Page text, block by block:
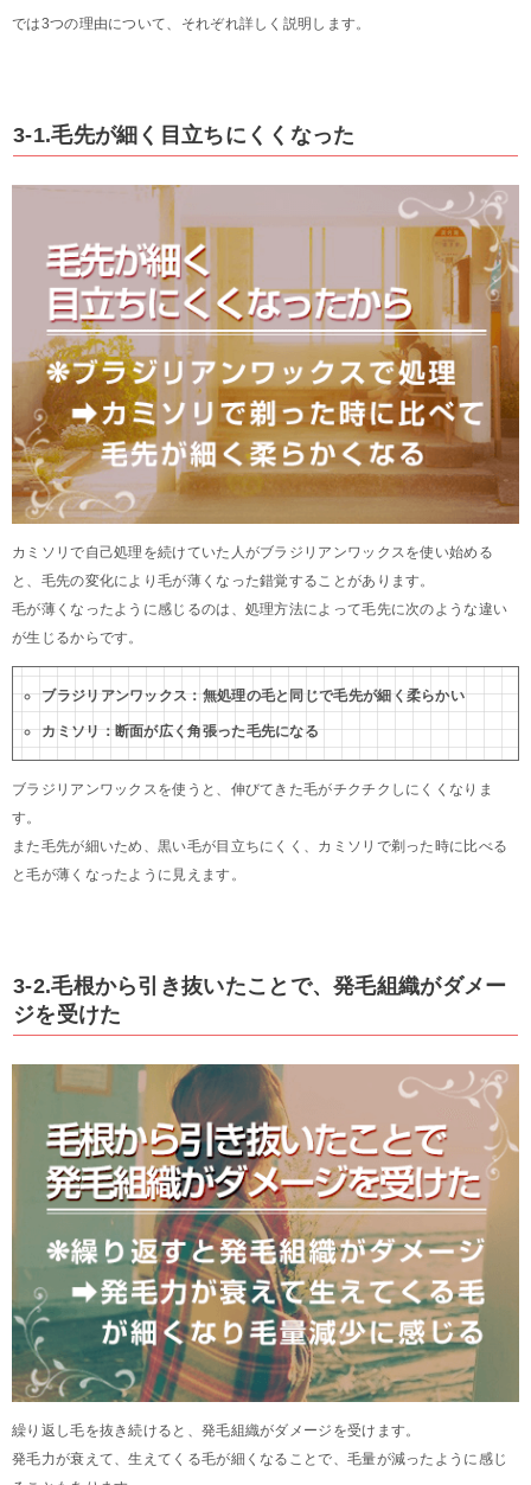
では3つの理由について、それぞれ詳しく説明します。
3-1.毛先が細く目立ちにくくなった
カミソリで自己処理を続けていた人がブラジリアンワックスを使い始める
と、毛先の変化により毛が薄くなった錯覚することがあります。
毛が薄くなったように感じるのは、処理方法によって毛先に次のような違い
が生じるからです。
ブラジリアンワックス：無処理の毛と同じで毛先が細く柔らかい
カミソリ：断面が広く角張った毛先になる
ブラジリアンワックスを使うと、伸びてきた毛がチクチクしにくくなりま
す。
また毛先が細いため、黒い毛が目立ちにくく、カミソリで剃った時に比べる
と毛が薄くなったように見えます。
3-2.毛根から引き抜いたことで、発毛組織がダメー
ジを受けた
繰り返し毛を抜き続けると、発毛組織がダメージを受けます。
発毛力が衰えて、生えてくる毛が細くなることで、毛量が減ったように感じ